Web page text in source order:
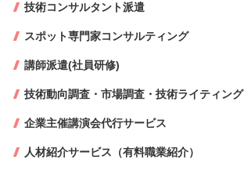
技術コンサルタント派遣
スポット専門家コンサルティング
講師派遣(社員研修)
技術動向調査・市場調査・技術ライティング
企業主催講演会代行サービス
人材紹介サービス（有料職業紹介）